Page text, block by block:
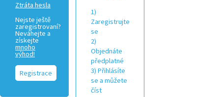
Ztráta hesla
Nejste ještě
zaregistrovaní?
Neváhejte a
získejte
mnoho
výhod!
Registrace
1)
Zaregistrujte
se
2)
Objednáte
předplatné
3) Přihlásíte
se a můžete
číst